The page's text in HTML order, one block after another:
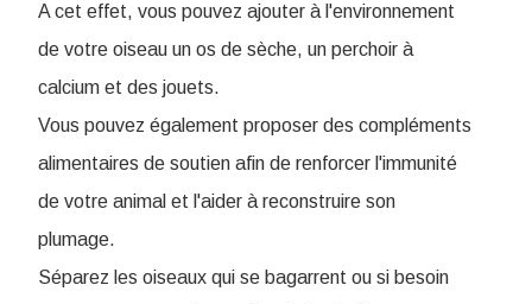
A cet effet, vous pouvez ajouter à l'environnement
de votre oiseau un os de sèche, un perchoir à
calcium et des jouets.
Vous pouvez également proposer des compléments
alimentaires de soutien afin de renforcer l'immunité
de votre animal et l'aider à reconstruire son
plumage.
Séparez les oiseaux qui se bagarrent ou si besoin